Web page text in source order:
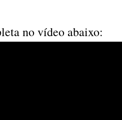
no vídeo abaixo: